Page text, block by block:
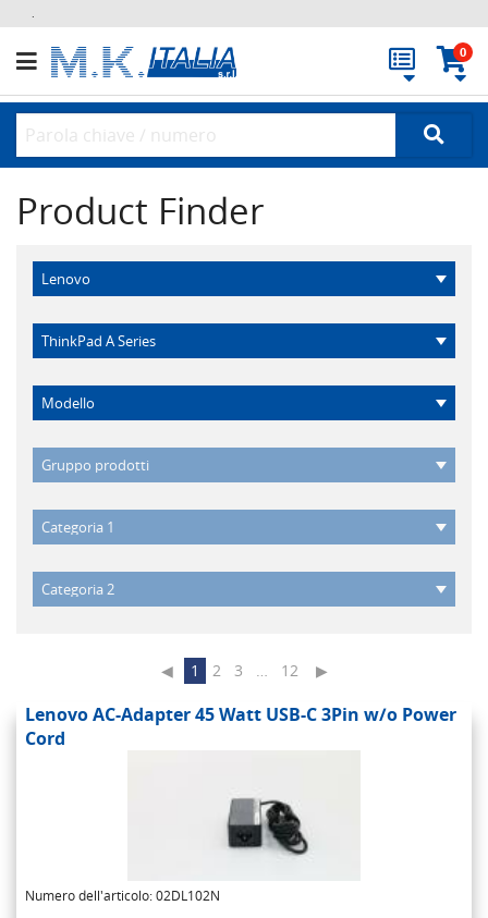
.
0
Product Finder
◀ 1 2 3 … 12 ▶
Lenovo AC-Adapter 45 Watt USB-C 3Pin w/o Power
Cord
Numero dell'articolo: 02DL102N